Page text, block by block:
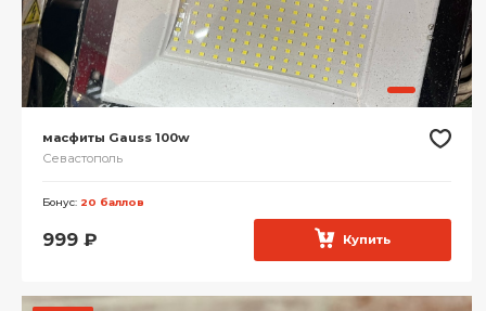
масфиты Gauss 100w
Севастополь
Бонус: 20 баллов
999 ₽ Купить